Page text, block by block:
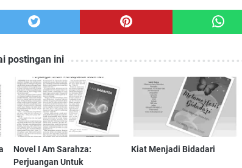
postingan ini
Novel I Am Sarahza:
Perjuangan Untuk
Kiat Menjadi Bidadari